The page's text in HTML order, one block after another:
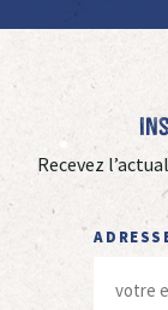
Recevez